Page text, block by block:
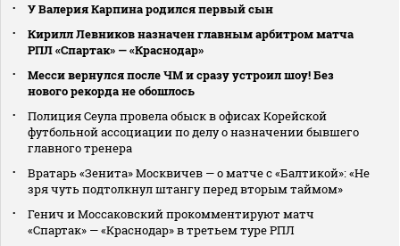
У Валерия Карпина родился первый сын
Кирилл Левников назначен главным арбитром матча
РПЛ «Спартак» — «Краснодар»
Месси вернулся после ЧМ и сразу устроил шоу! Без
нового рекорда не обошлось
Полиция Сеула провела обыск в офисах Корейской
футбольной ассоциации по делу о назначении бывшего
главного тренера
Вратарь «Зенита» Москвичев — о матче с «Балтикой»: «Не
зря чуть подтолкнул штангу перед вторым таймом»
Генич и Моссаковский прокомментируют матч
«Спартак» — «Краснодар» в третьем туре РПЛ